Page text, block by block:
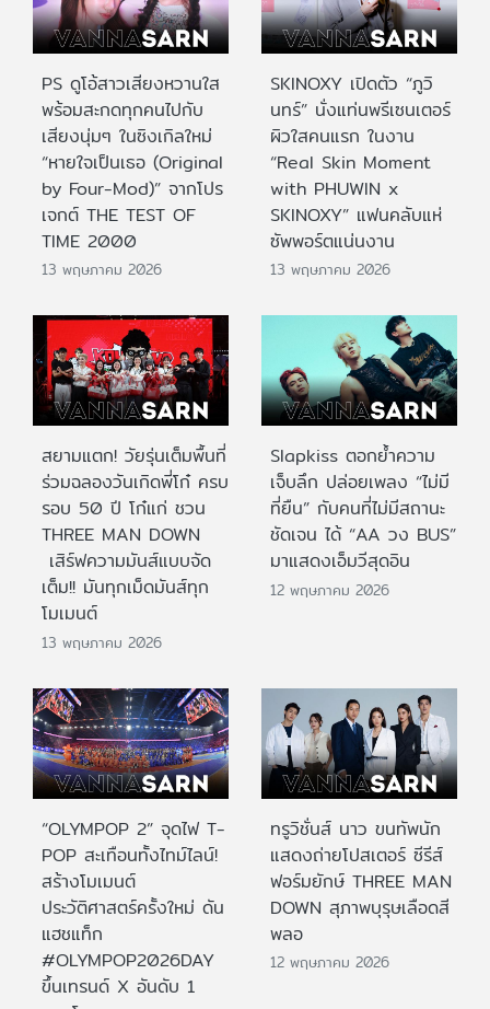
PS ดูโอ้สาวเสียงหวานใส
พร้อมสะกดทุกคนไปกับ
เสียงนุ่มๆ ในซิงเกิลใหม่
“หายใจเป็นเธอ (Original
by Four-Mod)” จากโปร
เจกต์ THE TEST OF
TIME 2000
13 พฤษภาคม 2026
SKINOXY เปิดตัว “ภูวิ
นทร์” นั่งแท่นพรีเซนเตอร์
ผิวใสคนแรก ในงาน
“Real Skin Moment
with PHUWIN x
SKINOXY” แฟนคลับแห่
ซัพพอร์ตแน่นงาน
13 พฤษภาคม 2026
สยามแตก! วัยรุ่นเต็มพื้นที่
ร่วมฉลองวันเกิดพี่โก๋ ครบ
รอบ 50 ปี โก๋แก่ ชวน
THREE MAN DOWN
เสิร์ฟความมันส์แบบจัด
เต็ม!! มันทุกเม็ดมันส์ทุก
โมเมนต์
13 พฤษภาคม 2026
Slapkiss ตอกย้ำความ
เจ็บลึก ปล่อยเพลง “ไม่มี
ที่ยืน” กับคนที่ไม่มีสถานะ
ชัดเจน ได้ “AA วง BUS”
มาแสดงเอ็มวีสุดอิน
12 พฤษภาคม 2026
“OLYMPOP 2” จุดไฟ T-
POP สะเทือนทั้งไทม์ไลน์!
สร้างโมเมนต์
ประวัติศาสตร์ครั้งใหม่ ดัน
แฮชแท็ก
#OLYMPOP2026DAY
ขึ้นเทรนด์ X อันดับ 1
ทรูวิชั่นส์ นาว ขนทัพนัก
แสดงถ่ายโปสเตอร์ ซีรีส์
ฟอร์มยักษ์ THREE MAN
DOWN สุภาพบุรุษเลือดสี
พลอ
12 พฤษภาคม 2026